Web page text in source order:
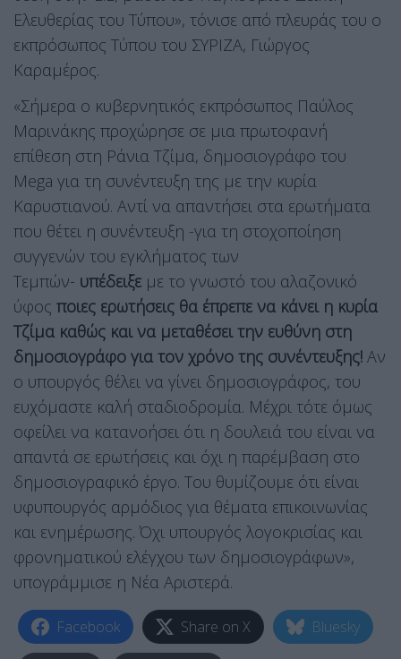
Ελευθερίας του Τύπου», τόνισε από πλευράς του ο
εκπρόσωπος Τύπου του ΣΥΡΙΖΑ, Γιώργος
Καραμέρος.
«Σήμερα ο κυβερνητικός εκπρόσωπος Παύλος
Μαρινάκης προχώρησε σε μια πρωτοφανή
επίθεση στη Ράνια Τζίμα, δημοσιογράφο του
Mega για τη συνέντευξη της με την κυρία
Καρυστιανού. Αντί να απαντήσει στα ερωτήματα
που θέτει η συνέντευξη -για τη στοχοποίηση
συγγενών του εγκλήματος των
Τεμπών- υπέδειξε με το γνωστό του αλαζονικό
ύφος ποιες ερωτήσεις θα έπρεπε να κάνει η κυρία
Τζίμα καθώς και να μεταθέσει την ευθύνη στη
δημοσιογράφο για τον χρόνο της συνέντευξης! Αν
ο υπουργός θέλει να γίνει δημοσιογράφος, του
ευχόμαστε καλή σταδιοδρομία. Μέχρι τότε όμως
οφείλει να κατανοήσει ότι η δουλειά του είναι να
απαντά σε ερωτήσεις και όχι η παρέμβαση στο
δημοσιογραφικό έργο. Του θυμίζουμε ότι είναι
υφυπουργός αρμόδιος για θέματα επικοινωνίας
και ενημέρωσης. Όχι υπουργός λογοκρισίας και
φρονηματικού ελέγχου των δημοσιογράφων»,
υπογράμμισε η Νέα Αριστερά.
Facebook Share on X Bluesky